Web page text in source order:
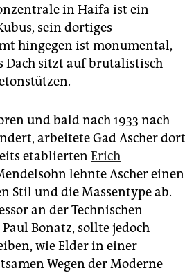
in Haifa ist ein
sein dortiges
hingegen ist monumental,
Dach sitzt auf brutalistisch
und bald nach 1933 nach
arbeitete Gad Ascher dort
etablierten Erich
lehnte Ascher einen
Stil und die Massentype ab.
an der Technischen
Bonatz, sollte jedoch
wie Elder in einer
Wegen der Moderne